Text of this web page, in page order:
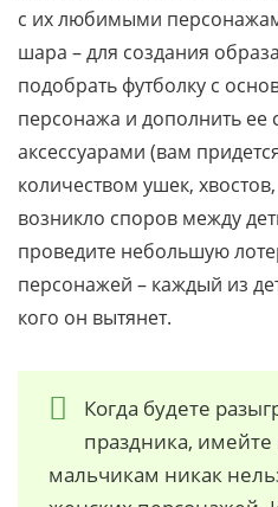
с их любимыми
шара – для создания
подобрать футболку с
персонажа и дополнить ее
аксессуарами (вам
количеством ушек,
возникло споров между
проведите небольшую
персонажей – каждый из
кого он вытянет.
Когда будете
праздника, имейте
мальчикам никак